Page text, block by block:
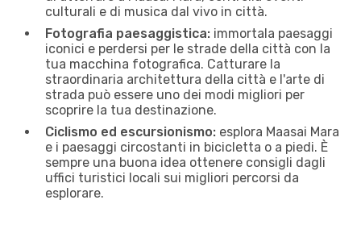
culturali e di musica dal vivo in città.
Fotografia paesaggistica: immortala paesaggi
iconici e perdersi per le strade della città con la
tua macchina fotografica. Catturare la
straordinaria architettura della città e l'arte di
strada può essere uno dei modi migliori per
scoprire la tua destinazione.
Ciclismo ed escursionismo: esplora Maasai Mara
e i paesaggi circostanti in bicicletta o a piedi. È
sempre una buona idea ottenere consigli dagli
uffici turistici locali sui migliori percorsi da
esplorare.